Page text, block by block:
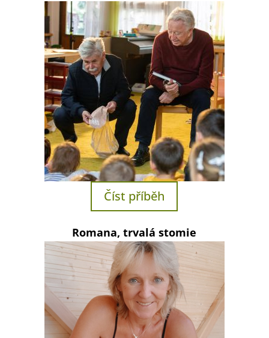
Číst příběh
Romana, trvalá stomie